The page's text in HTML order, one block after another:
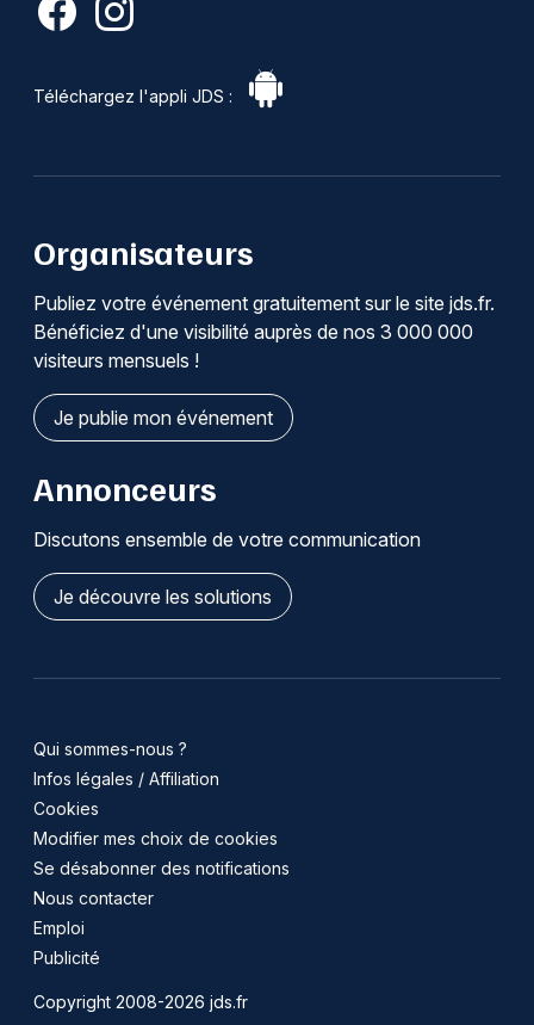
Téléchargez l'appli JDS :
Organisateurs
Publiez votre événement gratuitement sur le site jds.fr.
Bénéficiez d'une visibilité auprès de nos 3 000 000
visiteurs mensuels !
Je publie mon événement
Annonceurs
Discutons ensemble de votre communication
Je découvre les solutions
Qui sommes-nous ?
Infos légales / Affiliation
Cookies
Modifier mes choix de cookies
Se désabonner des notifications
Nous contacter
Emploi
Publicité
Copyright 2008-2026 jds.fr